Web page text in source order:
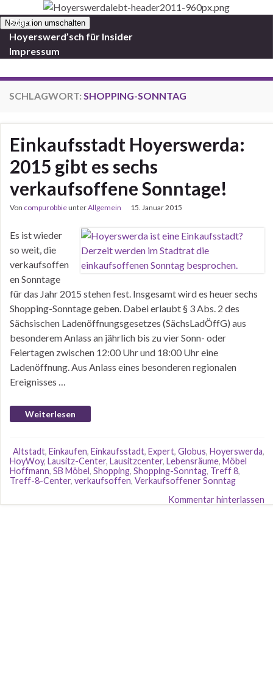
Navigation umschalten
Start
Hoyerswerd’sch für Insider
Impressum
SCHLAGWORT: SHOPPING-SONNTAG
Einkaufsstadt Hoyerswerda:
2015 gibt es sechs
verkaufsoffene Sonntage!
Von compurobbieunterAllgemein 15. Januar 2015
Es ist wieder
so weit, die
verkaufsoffen
en Sonntage
für das Jahr 2015 stehen fest. Insgesamt wird es heuer sechs
Shopping-Sonntage geben. Dabei erlaubt § 3 Abs. 2 des
Sächsischen Ladenöffnungsgesetzes (SächsLadÖffG) aus
besonderem Anlass an jährlich bis zu vier Sonn- oder
Feiertagen zwischen 12:00 Uhr und 18:00 Uhr eine
Ladenöffnung. Aus Anlass eines besonderen regionalen
Ereignisses …
Weiterlesen
Altstadt, Einkaufen, Einkaufsstadt, Expert, Globus, Hoyerswerda,
HoyWoy, Lausitz-Center, Lausitzcenter, Lebensräume, Möbel
Hoffmann, SB Möbel, Shopping, Shopping-Sonntag, Treff 8,
Treff-8-Center, verkaufsoffen, Verkaufsoffener Sonntag
Kommentar hinterlassen